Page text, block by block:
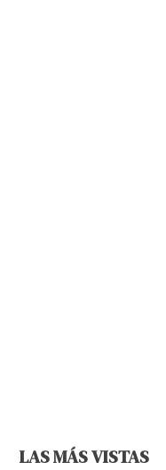
LAS MÁS VISTAS